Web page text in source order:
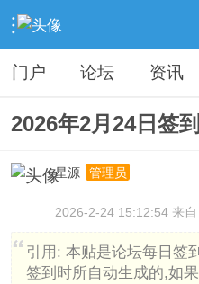
› 分类信息 › 广告灌水 › 内
门户 论坛 资讯
2026年2月24日签
星源
管理员
2026-2-24 15:12:54 来自
引用: 本贴是论坛每日签到
签到时所自动生成的,如